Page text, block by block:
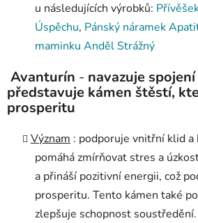
u následujících výrobků:
Úspěchu, Pánský náramek
maminku Anděl Strážný
Avanturín - navazuje
představuje kámen štěstí,
prosperitu
Význam : podporuje vnitřní klid a
pomáhá zmírňovat stres a
a přináší pozitivní energii, což
prosperitu. Tento kámen také
zlepšuje schopnost